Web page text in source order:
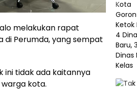
melakukan rapat
Perumda, yang sempat
ini tidak ada kaitannya
kota.